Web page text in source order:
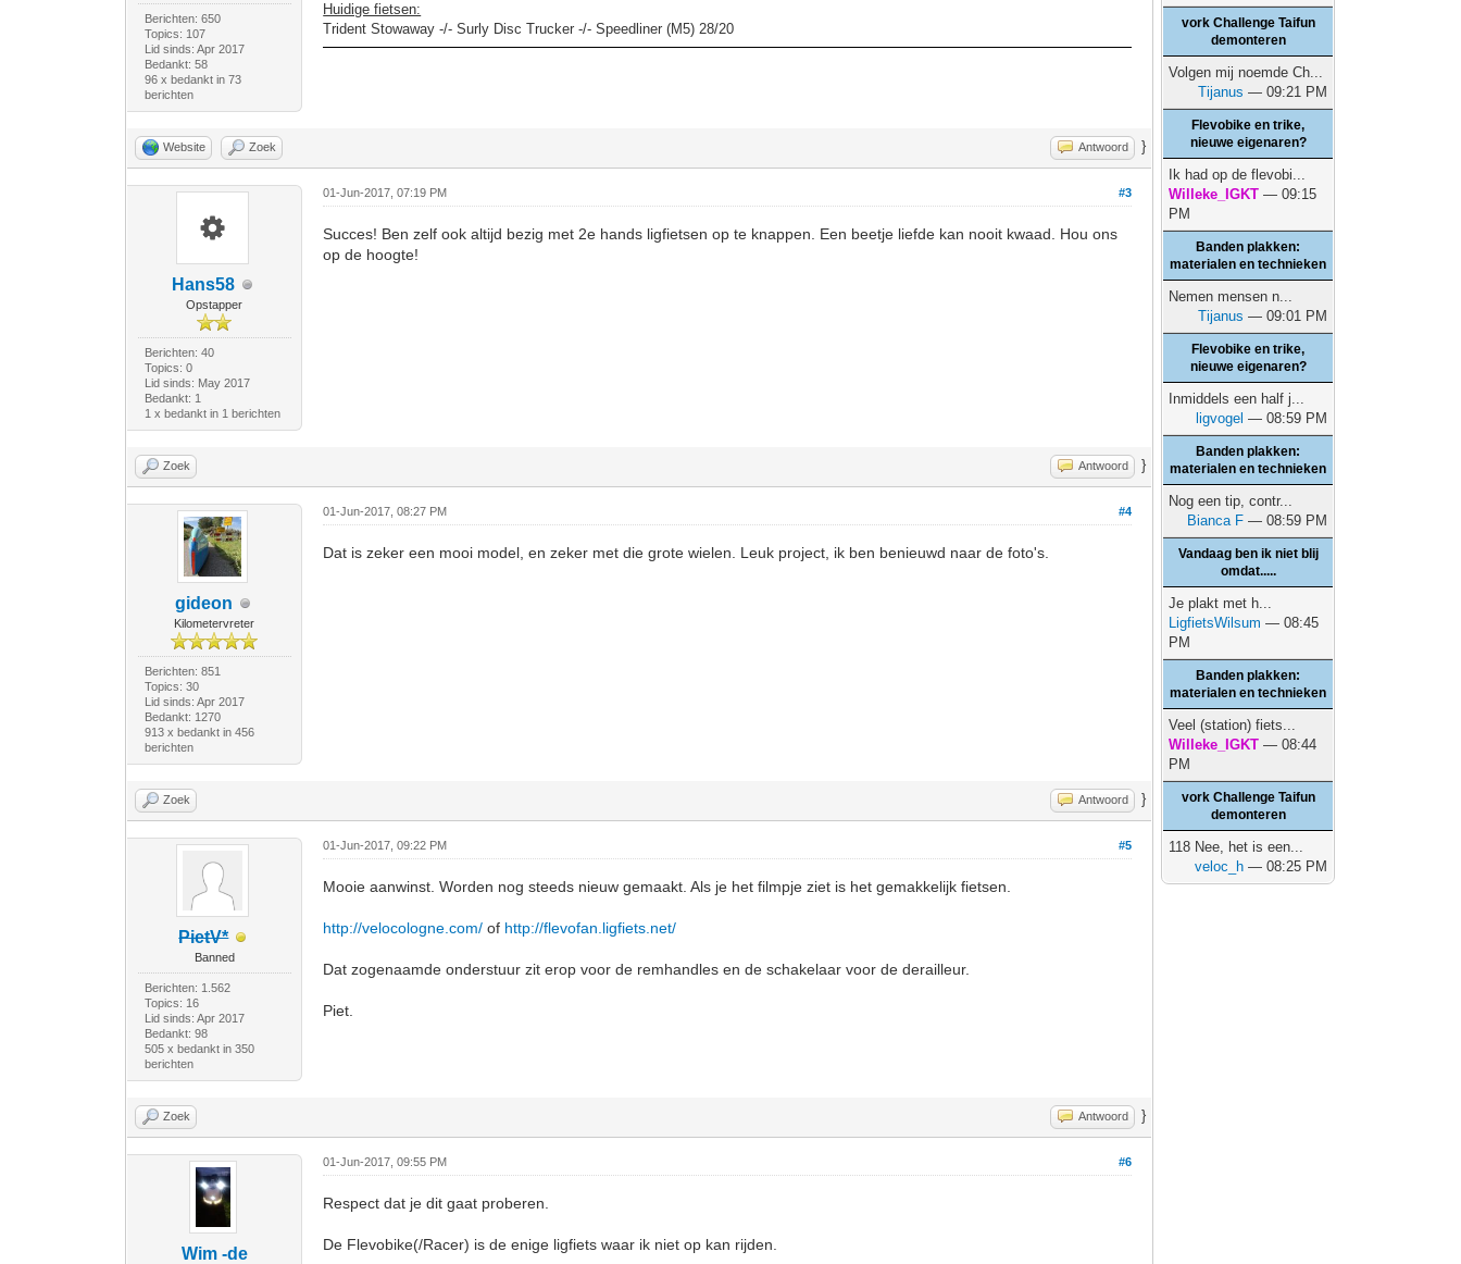
Berichten: 650
Topics: 107
Lid sinds: Apr 2017
Bedankt: 58
96 x bedankt in 73
berichten
Huidige fietsen:
Trident Stowaway -/- Surly Disc Trucker -/- Speedliner (M5) 28/20
Website Zoek Antwoord }
Hans58
Opstapper
Berichten: 40
Topics: 0
Lid sinds: May 2017
Bedankt: 1
1 x bedankt in 1 berichten
#3
01-Jun-2017, 07:19 PM
Succes! Ben zelf ook altijd bezig met 2e hands ligfietsen op te knappen. Een beetje liefde kan nooit kwaad. Hou ons
op de hoogte!
Zoek Antwoord }
gideon
Kilometervreter
Berichten: 851
Topics: 30
Lid sinds: Apr 2017
Bedankt: 1270
913 x bedankt in 456
berichten
#4
01-Jun-2017, 08:27 PM
Dat is zeker een mooi model, en zeker met die grote wielen. Leuk project, ik ben benieuwd naar de foto's.
Zoek Antwoord }
PietV*
Banned
Berichten: 1.562
Topics: 16
Lid sinds: Apr 2017
Bedankt: 98
505 x bedankt in 350
berichten
#5
01-Jun-2017, 09:22 PM
Mooie aanwinst. Worden nog steeds nieuw gemaakt. Als je het filmpje ziet is het gemakkelijk fietsen.
http://velocologne.com/ of http://flevofan.ligfiets.net/
Dat zogenaamde onderstuur zit erop voor de remhandles en de schakelaar voor de derailleur.
Piet.
Zoek Antwoord }
Wim -de
#6
01-Jun-2017, 09:55 PM
Respect dat je dit gaat proberen.
De Flevobike(/Racer) is de enige ligfiets waar ik niet op kan rijden.
vork Challenge Taifun
demonteren
Volgen mij noemde Ch...
Tijanus — 09:21 PM
Flevobike en trike,
nieuwe eigenaren?
Ik had op de flevobi...
Willeke_IGKT — 09:15
PM
Banden plakken:
materialen en technieken
Nemen mensen n...
Tijanus — 09:01 PM
Flevobike en trike,
nieuwe eigenaren?
Inmiddels een half j...
ligvogel — 08:59 PM
Banden plakken:
materialen en technieken
Nog een tip, contr...
Bianca F — 08:59 PM
Vandaag ben ik niet blij
omdat.....
Je plakt met h...
LigfietsWilsum — 08:45
PM
Banden plakken:
materialen en technieken
Veel (station) fiets...
Willeke_IGKT — 08:44
PM
vork Challenge Taifun
demonteren
118 Nee, het is een...
veloc_h — 08:25 PM